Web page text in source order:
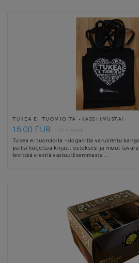
TUKEA EI TUOMIOITA -KASSI (MUSTA)
16.00 EUR
44 in stock
Tukea ei tuomioita -sloganilla varustettu
paitsi kuljettaa kirjasi, ostoksesi ja muut
levittää viestiä vastuullisemmasta …